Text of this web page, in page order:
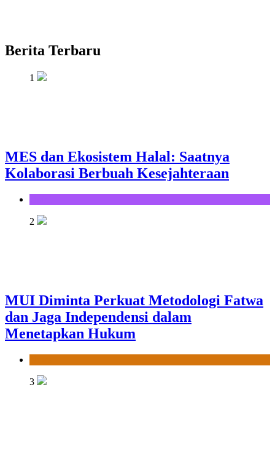
Berita Terbaru
1
MES dan Ekosistem Halal: Saatnya
Kolaborasi Berbuah Kesejahteraan
2
MUI Diminta Perkuat Metodologi Fatwa
dan Jaga Independensi dalam
Menetapkan Hukum
3